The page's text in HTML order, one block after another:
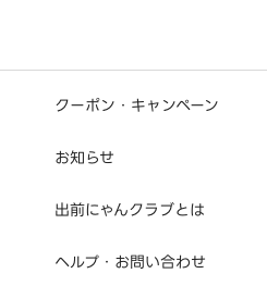
クーポン・キャンペーン
お知らせ
出前にゃんクラブとは
ヘルプ・お問い合わせ